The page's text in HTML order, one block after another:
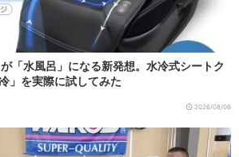
「水風呂」になる新発想。水冷式シートク
」を実際に試してみた
2026/08/06